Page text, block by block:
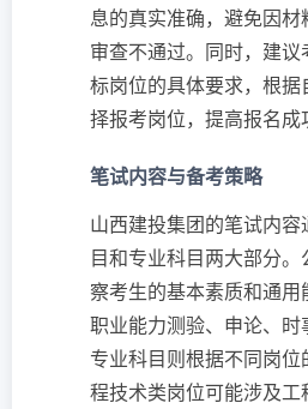
息的真实准确，避免因
审查不通过。同时，建议
标岗位的具体要求，根据
择报考岗位，提高报名成
笔试内容与备考策略
山西建投集团的笔试内
目和专业科目两大部分
察考生的基本素质和通
职业能力测验、申论、时
专业科目则根据不同岗
程技术类岗位可能涉及工